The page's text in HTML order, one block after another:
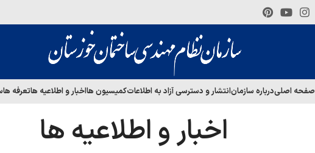
صفحه اصلیدرباره سازمانانتشار و دسترسی آزاد به اطلاعاتکمیسیون هااخبار و اطلاعیه هاتعرفه ها
اخبار و اطلاعیه ها